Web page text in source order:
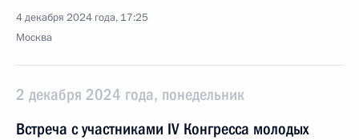
4 декабря 2024 года, 17:25
Москва
2 декабря 2024 года, понедельник
Встреча с участниками IV Конгресса молодых